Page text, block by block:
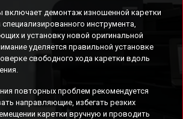
включает демонтаж изношенной каретки
инструмента,
и установку новой оригинальной
уделяется правильной установке
свободного хода каретки вдоль
повторных проблем рекомендуется
направляющие, избегать резких
каретки вручную и проводить